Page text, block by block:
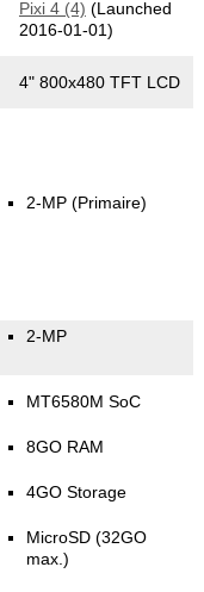
Pixi 4 (4) (Launched
2016-01-01)
4" 800x480 TFT LCD
2-MP (Primaire)
2-MP
MT6580M SoC
8GO RAM
4GO Storage
MicroSD (32GO
max.)